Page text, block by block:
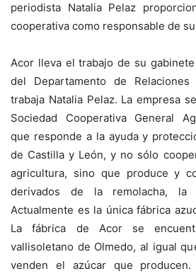
periodista Natalia Pelaz
cooperativa como responsable de
Acor lleva el trabajo de su
del Departamento de
trabaja Natalia Pelaz. La empresa
Sociedad Cooperativa General
que responde a la ayuda y
de Castilla y León, y no sólo
agricultura, sino que produce y
derivados de la remolacha,
Actualmente es la única fábrica
La fábrica de Acor se
vallisoletano de Olmedo, al igual
venden el azúcar que producen.